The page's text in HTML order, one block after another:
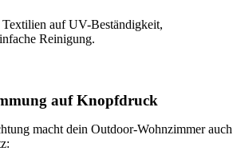
auf UV-Beständigkeit,
Reinigung.
auf Knopfdruck
macht dein Outdoor-Wohnzimmer auch